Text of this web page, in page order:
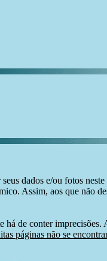
dados e/ou fotos neste
Assim, aos que não
de conter
páginas não se